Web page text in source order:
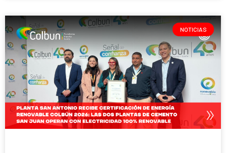
NOTICIAS